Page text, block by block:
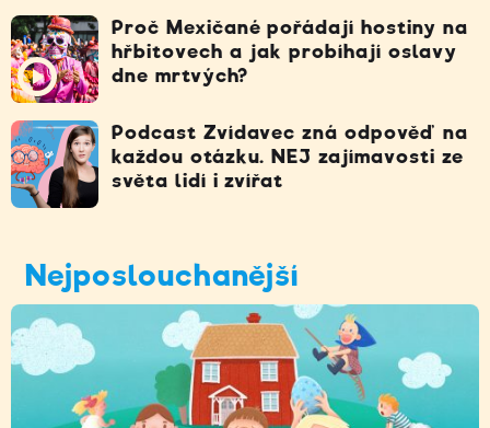
Proč Mexičané pořádají hostiny na
hřbitovech a jak probíhají oslavy
dne mrtvých?
Podcast Zvídavec zná odpověď na
každou otázku. NEJ zajímavosti ze
světa lidí i zvířat
Nejposlouchanější